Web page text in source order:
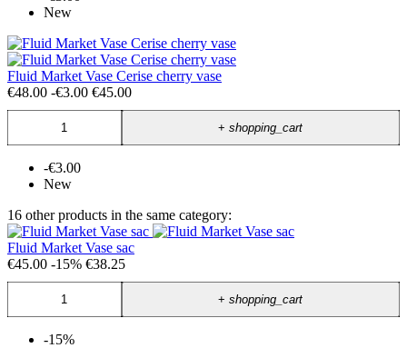
New
Fluid Market Vase Cerise cherry vase
€48.00 -€3.00 €45.00
+shopping_cart
-€3.00
New
16 other products in the same category:
Fluid Market Vase sac
€45.00 -15% €38.25
+shopping_cart
-15%